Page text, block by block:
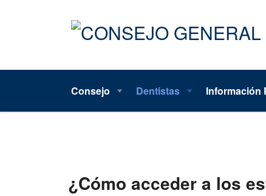
Consejo Dentistas Información
¿Cómo acceder a los